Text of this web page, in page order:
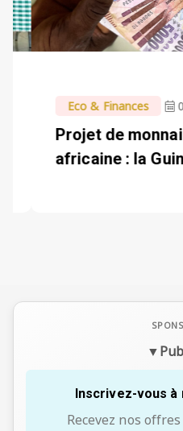
Eco & Finances 04
Projet de
africaine : la
▼
Inscrivez-vous
Recevez nos